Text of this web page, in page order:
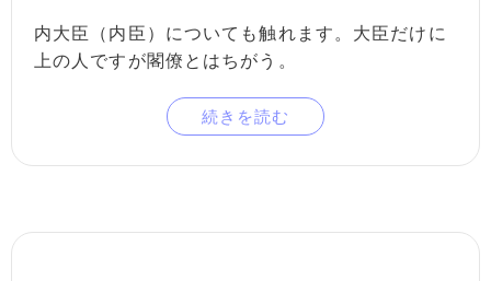
内大臣（内臣）についても触れます。大臣だけに
上の人ですが閣僚とはちがう。
続きを読む